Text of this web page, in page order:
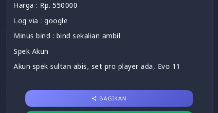
Harga : Rp. 550000
Log via : google
Minus bind : bind sekalian ambil
Spek Akun
Akun spek sultan abis, set pro player ada, Evo 11
BAGIKAN